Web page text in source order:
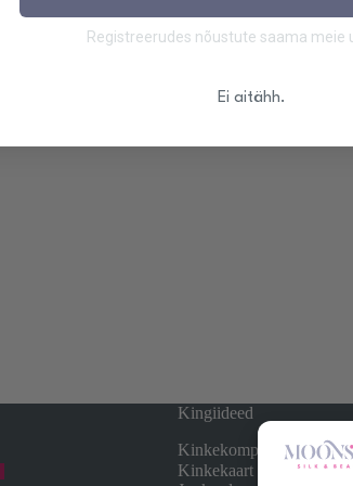
Kingiideed
Kinkekomplektid
Kinkekaart
Registreerudes nõustute saama meie
Ei aitähh.